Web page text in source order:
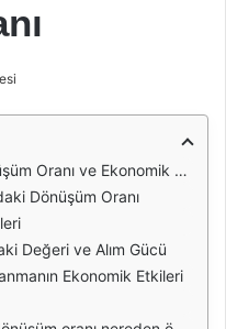
ve Ekonomik Etkileri
Dönüşüm Oranı
Değeri ve Alım Gücü
Ekonomik Etkileri